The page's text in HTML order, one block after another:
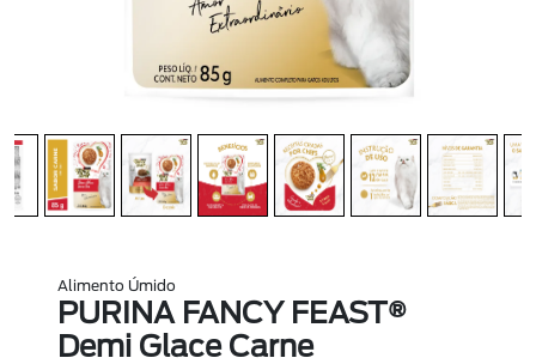
Alimento Úmido
PURINA FANCY FEAST®
Demi Glace Carne